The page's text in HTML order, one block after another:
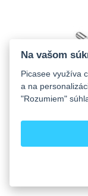
Na vašom
Picasee využíva
a na
"Rozumiem"